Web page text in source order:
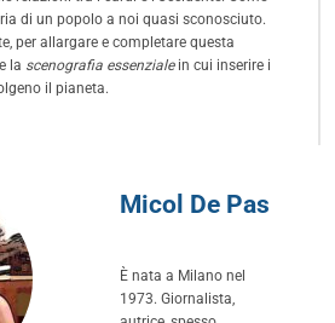
di un popolo a noi quasi sconosciuto.
per allargare e completare questa
la scenografia essenzialein cui inserire i
il pianeta.
Micol De Pas
È nata a Milano nel
1973. Giornalista,